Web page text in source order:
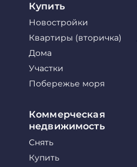
Купить
Новостройки
Квартиры (вторичка)
Дома
Участки
Побережье моря
Коммерческая
недвижимость
Снять
Купить